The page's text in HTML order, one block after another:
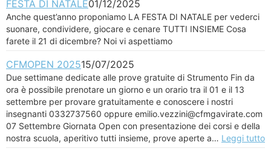
FESTA DI NATALE01/12/2025
Anche quest’anno proponiamo LA FESTA DI NATALE per vederci
suonare, condividere, giocare e cenare TUTTI INSIEME Cosa
farete il 21 di dicembre? Noi vi aspettiamo
CFMOPEN 202515/07/2025
Due settimane dedicate alle prove gratuite di Strumento Fin da
ora è possibile prenotare un giorno e un orario tra il 01 e il 13
settembre per provare gratuitamente e conoscere i nostri
insegnanti 0332737560 oppure emilio.vezzini@cfmgavirate.com
07 Settembre Giornata Open con presentazione dei corsi e della
nostra scuola, aperitivo tutti insieme, prove aperte a… Leggi tutto